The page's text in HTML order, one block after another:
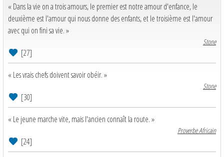
« Dans la vie on a trois amours, le premier est notre amour d'enfance, le
deuxième est l'amour qui nous donne des enfants, et le troisième est l'amour
avec qui on fini sa vie. »
Stone
[27]
« Les vrais chefs doivent savoir obéir. »
Stone
[30]
« Le jeune marche vite, mais l'ancien connaît la route. »
Proverbe Africain
[24]